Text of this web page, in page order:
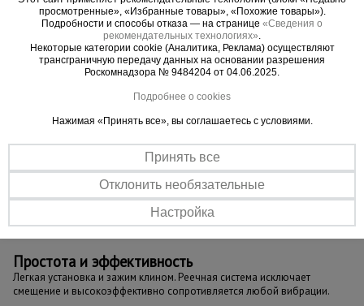
Простота и эффективность
Легкая установка и зажим клином. Реечная система исключает
смещение и высокоэффективно сопротивляется любой вибрации.
просмотренные», «Избранные товары», «Похожие товары»).
Подробности и способы отказа — на странице «Сведения о
рекомендательных технологиях»
Некоторые категории cookie (Аналитика, Реклама) осуществляют
трансграничную передачу данных на основании разрешения
Роскомнадзора № 9484204 от 04.06.2025.
Подробнее о cookies
Нажимая «Принять все», вы соглашаетесь с условиями.
Принять все
Отклонить необязательные
Настройка